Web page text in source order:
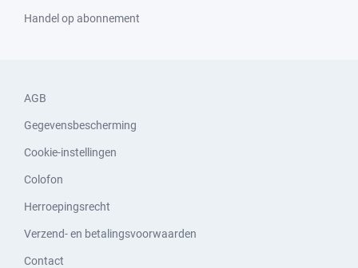
Handel op abonnement
AGB
Gegevensbescherming
Cookie-instellingen
Colofon
Herroepingsrecht
Verzend- en betalingsvoorwaarden
Contact